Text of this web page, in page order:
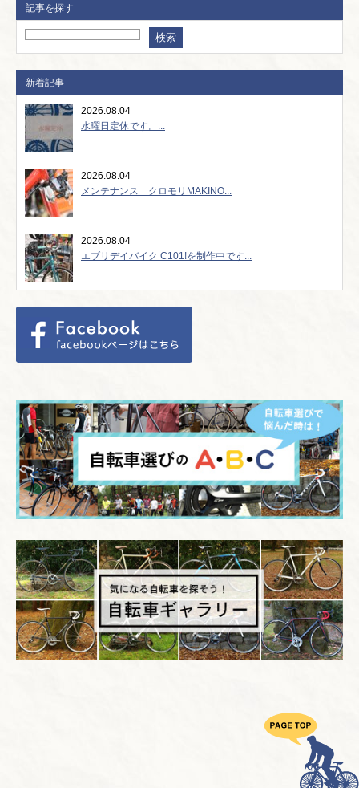
記事を探す
新着記事
2026.08.04
水曜日定休です。...
2026.08.04
メンテナンス クロモリMAKINO...
2026.08.04
エブリデイバイク C101!を制作中です...